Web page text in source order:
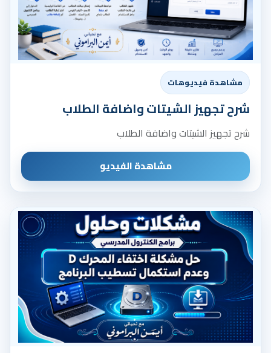
مشاهدة فيديوهات
شرح تجهيز الشيتات واضافة الطلاب
شرح تجهيز الشيتات واضافة الطلاب
مشاهدة الفيديو